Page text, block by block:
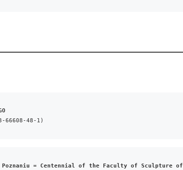
66608-48-1)
w Poznaniu = Centennial of the Faculty of